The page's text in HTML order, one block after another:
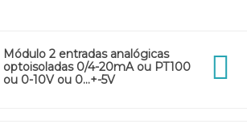
Módulo 2 entradas analógicas
optoisoladas 0/4-20mA ou PT100
ou 0-10V ou 0…+-5V